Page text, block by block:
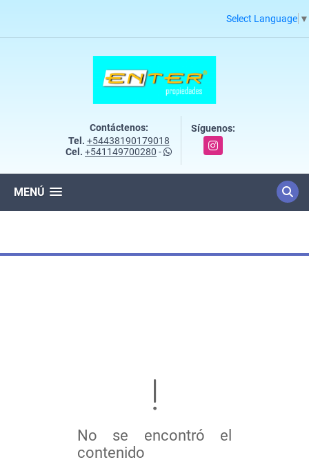
Select Language ▼
Contáctenos:
Tel. +54438190179018
Cel. +541149700280 -
Síguenos:
Instagram
MENÚ
No se encontró el
contenido